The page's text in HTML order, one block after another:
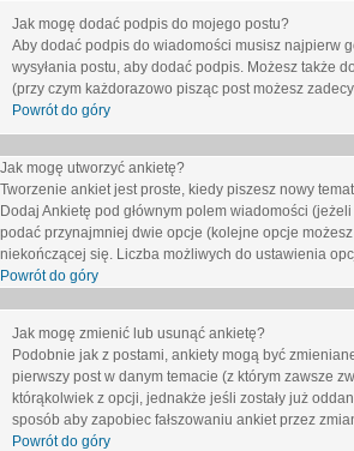
Jak mogę dodać podpis do mojego postu?
Aby dodać podpis do wiadomości musisz najpierw
wysyłania postu, aby dodać podpis. Możesz także
(przy czym każdorazowo pisząc post możesz
Powrót do góry
Jak mogę utworzyć ankietę?
Tworzenie ankiet jest proste, kiedy piszesz nowy
Dodaj Ankietę pod głównym polem wiadomości
podać przynajmniej dwie opcje (kolejne opcje
niekończącej się. Liczba możliwych do ustawienia
Powrót do góry
Jak mogę zmienić lub usunąć ankietę?
Podobnie jak z postami, ankiety mogą być
pierwszy post w danym temacie (z którym zawsze
którąkolwiek z opcji, jednakże jeśli zostały już
sposób aby zapobiec fałszowaniu ankiet przez
Powrót do góry